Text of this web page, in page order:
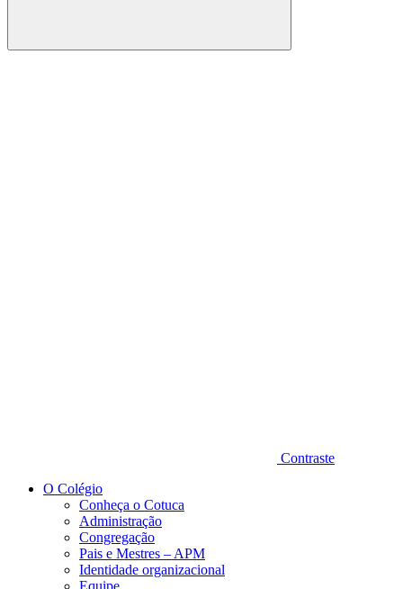
Buscar
Contraste
O Colégio
Conheça o Cotuca
Administração
Congregação
Pais e Mestres – APM
Identidade organizacional
Equipe